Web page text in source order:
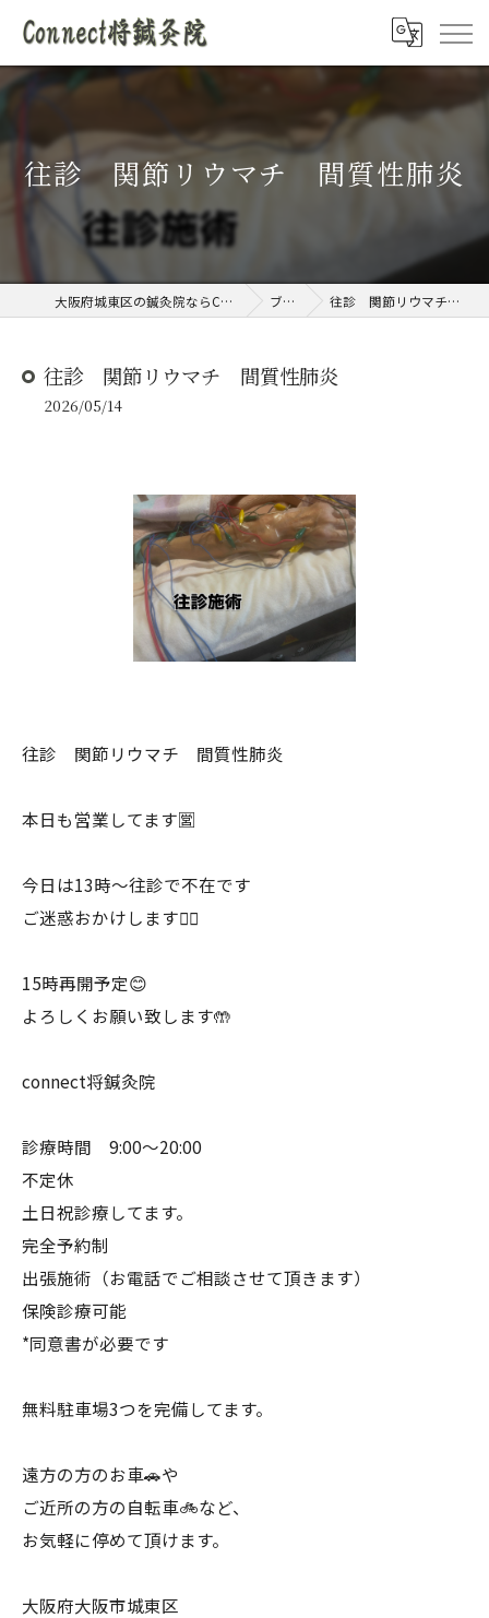
往診 関節リウマチ 間質性肺炎
大阪府城東区の鍼灸院ならConnect将鍼灸院 ブログ 往診 関節リウマチ 間質性肺炎
往診 関節リウマチ 間質性肺炎
2026/05/14
往診 関節リウマチ 間質性肺炎
本日も営業してます🈺
今日は13時〜往診で不在です
ご迷惑おかけします🙇‍♂️
15時再開予定😊
よろしくお願い致します🤲
connect将鍼灸院
診療時間 9:00〜20:00
不定休
土日祝診療してます。
完全予約制
出張施術（お電話でご相談させて頂きます）
保険診療可能
*同意書が必要です
無料駐車場3つを完備してます。
遠方の方のお車🚗や
ご近所の方の自転車🚲など、
お気軽に停めて頂けます。
大阪府大阪市城東区